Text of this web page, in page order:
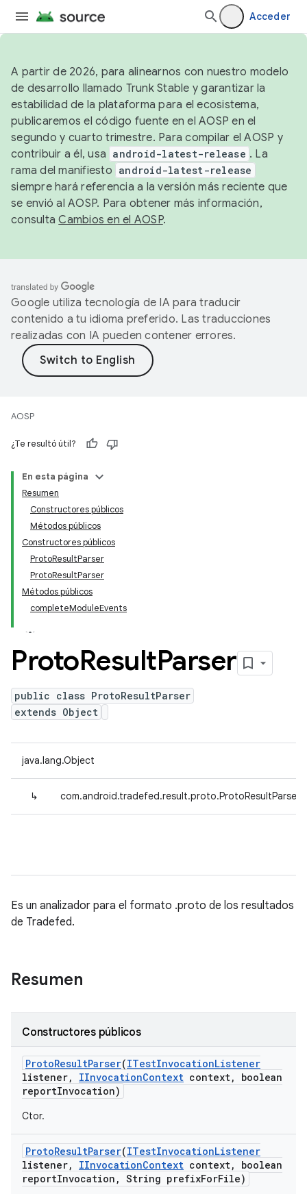
Acceder
A partir de 2026, para alinearnos con nuestro modelo
de desarrollo llamado Trunk Stable y garantizar la
estabilidad de la plataforma para el ecosistema,
publicaremos el código fuente en el AOSP en el
segundo y cuarto trimestre. Para compilar el AOSP y
contribuir a él, usa android-latest-release . La
rama del manifiesto android-latest-release
siempre hará referencia a la versión más reciente que
se envió al AOSP. Para obtener más información,
consultaCambios en el AOSP.
Google utiliza tecnología de IA para traducir
contenido a tu idioma preferido. Las traducciones
realizadas con IA pueden contener errores.
AOSP
¿Te resultó útil?
En esta página
Resumen
Constructores públicos
Métodos públicos
Constructores públicos
ProtoResultParser
ProtoResultParser
Métodos públicos
completeModuleEvents
ProtoResultParser
public class ProtoResultParser
extends Object
java.lang.Object
↳ com.android.tradefed.result.proto.ProtoResultParser
Es un analizador para el formato .proto de los resultados
de Tradefed.
Resumen
Constructores públicos
ProtoResultParser(ITestInvocationListener
listener, IInvocationContext context,
boolean
reportInvocation)
Ctor.
ProtoResultParser(ITestInvocationListener
listener, IInvocationContext context,
boolean
reportInvocation , String prefixForFile)